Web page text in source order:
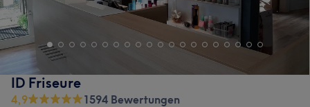
ID Friseure
4,9
1594 Bewertungen